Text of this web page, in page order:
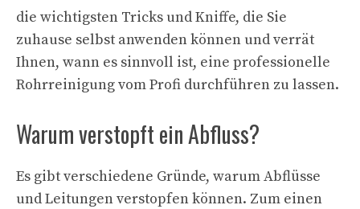
die wichtigsten Tricks und Kniffe, die Sie
zuhause selbst anwenden können und verrät
Ihnen, wann es sinnvoll ist, eine professionelle
Rohrreinigung vom Profi durchführen zu lassen.
Warum verstopft ein Abfluss?
Es gibt verschiedene Gründe, warum Abflüsse
und Leitungen verstopfen können. Zum einen